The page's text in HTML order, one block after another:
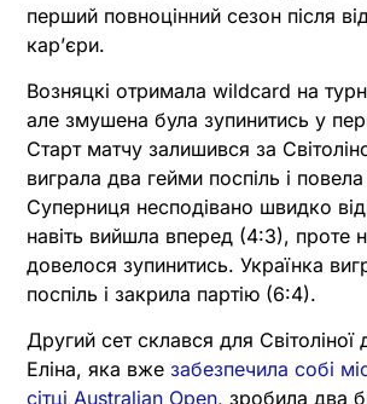
перший повноцінний сезон після
карʼєри.
Возняцкі отримала wildcard на
але змушена була зупинитись у
Старт матчу залишився за
виграла два гейми поспіль і
Суперниця несподівано швидко
навіть вийшла вперед (4:3), проте
довелося зупинитись. Українка
поспіль і закрила партію (6:4).
Другий сет склався для
Еліна, яка вже забезпечила собі
сітці Australian Open, зробила два